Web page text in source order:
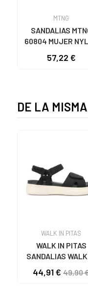
MTNG
SANDALIAS
60804 MUJER
TAUPE C59615 - -
57,22 €
DE LA
WALK IN PITAS
WALK IN PITAS
SANDALIAS WALK
PLATAFORMA
44,91 € 49,90